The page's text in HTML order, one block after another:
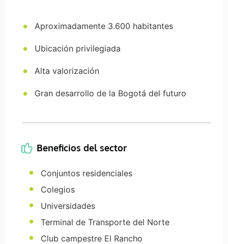
Aproximadamente 3.600 habitantes
Ubicación privilegiada
Alta valorización
Gran desarrollo de la Bogotá del futuro
Beneficios del sector
Conjuntos residenciales
Colegios
Universidades
Terminal de Transporte del Norte
Club campestre El Rancho